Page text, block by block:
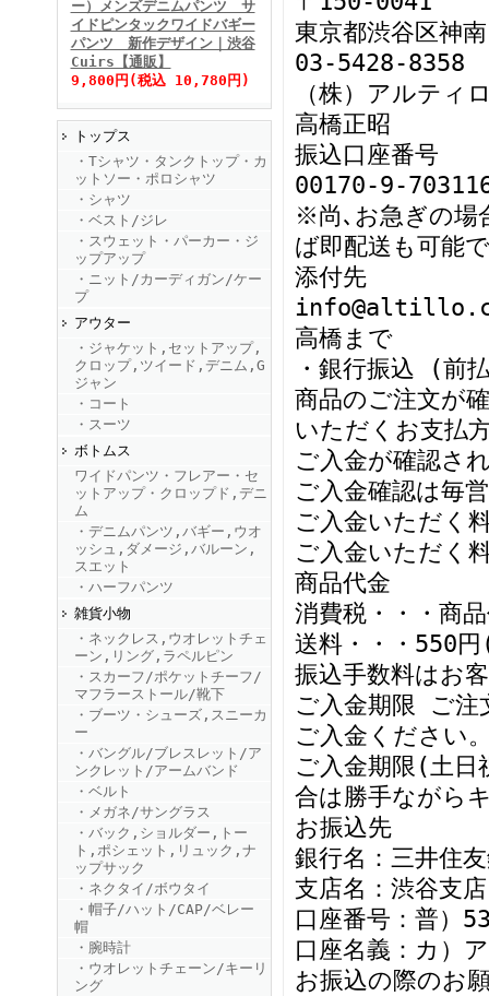
FINEBOYS2025年10月号
FINEBOYS2025年9月号
FINEBOYS2025年8月号
FINEBOYS2025年7月号
FINEBOYS2025年6月号
ー）メンズデニムパンツ サ
イドピンタックワイドバギー
パンツ 新作デザイン｜渋谷
Cuirs【通販】
9,800円(税込 10,780円)
トップス
・Tシャツ・タンクトップ・カ
ットソー・ポロシャツ
・シャツ
・ベスト/ジレ
・スウェット・パーカー・ジ
ップアップ
・ニット/カーディガン/ケー
プ
アウター
・ジャケット,セットアップ,
クロップ,ツイード,デニム,G
ジャン
・コート
・スーツ
ボトムス
ワイドパンツ・フレアー・セ
ットアップ・クロップド,デニ
ム
・デニムパンツ,バギー,ウオ
ッシュ,ダメージ,バルーン,
スエット
・ハーフパンツ
雑貨小物
・ネックレス,ウオレットチェ
ーン,リング,ラペルピン
・スカーフ/ポケットチーフ/
マフラーストール/靴下
・ブーツ・シューズ,スニーカ
ー
・バングル/ブレスレット/ア
ンクレット/アームバンド
・ベルト
・メガネ/サングラス
・バック,ショルダー,トー
ト,ポシェット,リュック,ナ
ップサック
・ネクタイ/ボウタイ
・帽子/ハット/CAP/ベレー
帽
・腕時計
・ウオレットチェーン/キーリ
ング
東京都渋谷区神
03-5428-8358
（株）アルティ
高橋正昭
振込口座番号
00170-9-
※尚､お急ぎの場
ば即配送も可能
添付先
高橋まで
・銀行振込 (前
商品のご注文が
いただくお支払
ご入金が確認さ
ご入金確認は毎
ご入金いただく
ご入金いただく
商品代金
消費税・・・商
送料・・・550
振込手数料はお
ご入金期限 ご注
ご入金ください
ご入金期限(土日
合は勝手ながら
お振込先
銀行名：三井住
支店名：渋谷支店
口座番号：普）
口座名義：カ）
お振込の際のお